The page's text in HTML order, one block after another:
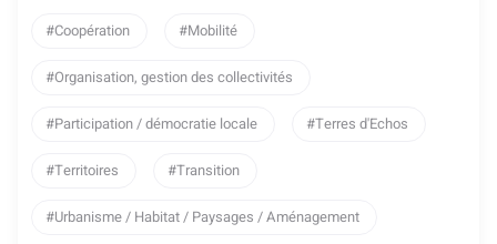
Coopération Mobilité
Organisation, gestion des collectivités
Participation / démocratie locale Terres d'Echos
Territoires Transition
Urbanisme / Habitat / Paysages / Aménagement